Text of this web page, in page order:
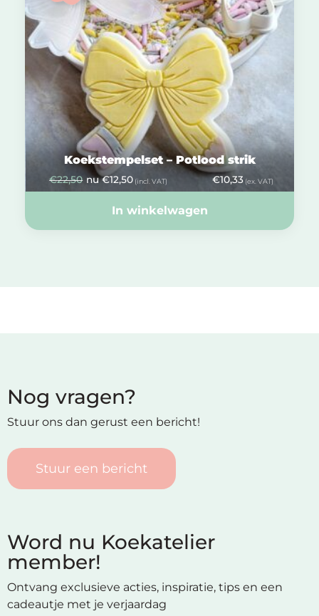
Koekstempelset – Potlood strik
€22,50 nu €12,50 (incl. VAT) €10,33(ex. VAT)
In winkelwagen
Nog vragen?
Stuur ons dan gerust een bericht!
Stuur een bericht
Word nu Koekatelier
member!
Ontvang exclusieve acties, inspiratie, tips en een
cadeautje met je verjaardag